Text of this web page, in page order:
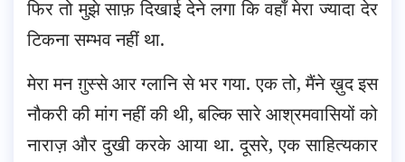
फिर तो मुझे साफ़ दिखाई देने लगा कि वहाँ मेरा ज्यादा देर
टिकना सम्भव नहीं था.
मेरा मन ग़ुस्से आर ग्लानि से भर गया. एक तो, मैंने ख़ुद इस
नौकरी की मांग नहीं की थी, बल्कि सारे आश्रमवासियों को
नाराज़ और दुखी करके आया था. दूसरे, एक साहित्यकार